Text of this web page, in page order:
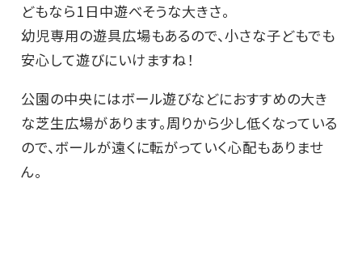
どもなら1日中遊べそうな大きさ。
幼児専用の遊具広場もあるので、小さな子どもでも
安心して遊びにいけますね！
公園の中央にはボール遊びなどにおすすめの大き
な芝生広場があります。周りから少し低くなっている
ので、ボールが遠くに転がっていく心配もありませ
ん。